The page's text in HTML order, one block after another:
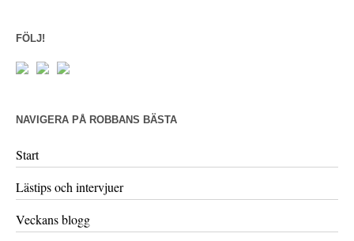
FÖLJ!
NAVIGERA PÅ ROBBANS BÄSTA
Start
Lästips och intervjuer
Veckans blogg